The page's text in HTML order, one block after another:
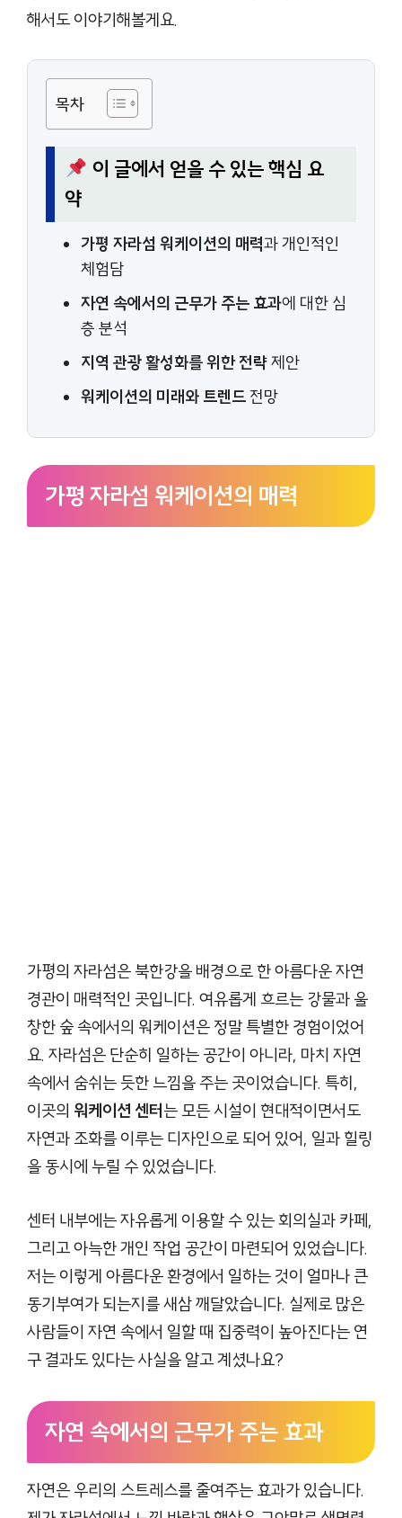
해서도 이야기해볼게요.
목차
이 글에서 얻을 수 있는 핵심 요
약
가평 자라섬 워케이션의 매력과 개인적인
체험담
자연 속에서의 근무가 주는 효과에 대한 심
층 분석
지역 관광 활성화를 위한 전략제안
워케이션의 미래와 트렌드 전망
가평 자라섬 워케이션의 매력
가평의 자라섬은 북한강을 배경으로 한 아름다운 자연
경관이 매력적인 곳입니다. 여유롭게 흐르는 강물과 울
창한 숲 속에서의 워케이션은 정말 특별한 경험이었어
요. 자라섬은 단순히 일하는 공간이 아니라, 마치 자연
속에서 숨쉬는 듯한 느낌을 주는 곳이었습니다. 특히,
이곳의 워케이션 센터는 모든 시설이 현대적이면서도
자연과 조화를 이루는 디자인으로 되어 있어, 일과 힐링
을 동시에 누릴 수 있었습니다.
센터 내부에는 자유롭게 이용할 수 있는 회의실과 카페,
그리고 아늑한 개인 작업 공간이 마련되어 있었습니다.
저는 이렇게 아름다운 환경에서 일하는 것이 얼마나 큰
동기부여가 되는지를 새삼 깨달았습니다. 실제로 많은
사람들이 자연 속에서 일할 때 집중력이 높아진다는 연
구 결과도 있다는 사실을 알고 계셨나요?
자연 속에서의 근무가 주는 효과
자연은 우리의 스트레스를 줄여주는 효과가 있습니다.